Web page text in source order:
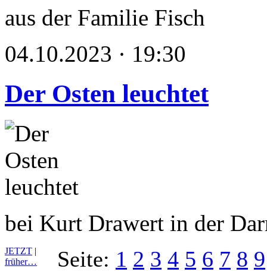
aus der Familie Fisch
04.10.2023 · 19:30
Der Osten leuchtet
bei Kurt Drawert in der
JETZT |
früher…
Seite: 1 2 3 4 5 6 7 8 9